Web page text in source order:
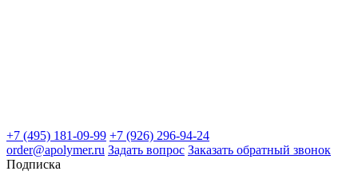
+7 (495) 181-09-99 +7 (926) 296-94-24
order@apolymer.ru Задать вопрос Заказать обратный звонок
Подписка